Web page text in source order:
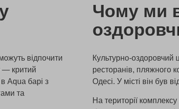
відпочити
— критий
Aqua барі з
та
Чому ми
Культурно-
ресторанів, пляжного
Одесі. У місті він був
На території